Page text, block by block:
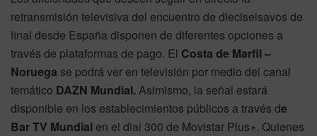
retransmisión televisiva del encuentro de dieciseisavos de
final desde España disponen de diferentes opciones a
través de plataformas de pago. El Costa de Marfil –
Noruega se podrá ver en televisión por medio del canal
temático DAZN Mundial.Asimismo, la señal estará
disponible en los establecimientos públicos a través de
Bar TV Mundial en el dial 300 de Movistar Plus+. Quienes